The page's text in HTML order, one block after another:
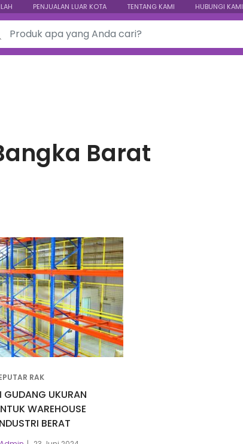
PENJUALAN LUAR KOTA TENTANG KAMI HUBUNGI KAMI
for:
Barat
RAK
GUDANG UKURAN
WAREHOUSE
BERAT